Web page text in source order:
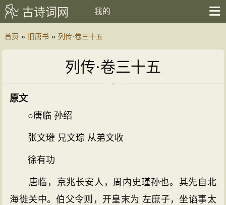
古诗词网 我的
首页 » 旧唐书 » 列传·卷三十五
列传·卷三十五
原文
○唐临 孙绍
张文瓘 兄文琮 从弟文收
徐有功
唐临，京兆长安人，周内史瑾孙也。其先自北
海徙关中。伯父令则，开皇末为 左庶子，坐谄事太